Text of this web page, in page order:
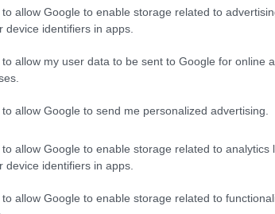
to allow Google to enable storage related to
device identifiers in apps.
to allow my user data to be sent to Google for online
to allow Google to send me personalized advertising.
to allow Google to enable storage related to analytics
device identifiers in apps.
to allow Google to enable storage related to
nyakába. Csodálatos pillanatok ezek, Amato Ferrari